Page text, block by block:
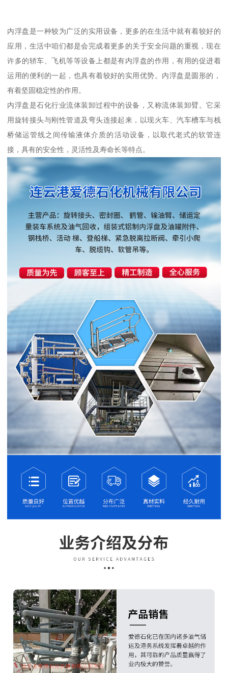
内浮盘是一种较为广泛的实用设备，更多的在生活中就有着较好的
应用，生活中咱们都是会完成着更多的关于安全问题的重视，现在
许多的轿车、飞机等等设备上都是有内浮盘的作用，有用的促进着
运用的便利的一起，也具有着较好的实用优势。内浮盘是圆形的，
有着坚固稳定性的作用。
内浮盘是石化行业流体装卸过程中的设备，又称流体装卸臂。它采
用旋转接头与刚性管道及弯头连接起来，以现火车、汽车槽车与栈
桥储运管线之间传输液体介质的活动设备，以取代老式的软管连
接，具有的安全性，灵活性及寿命长等特点。